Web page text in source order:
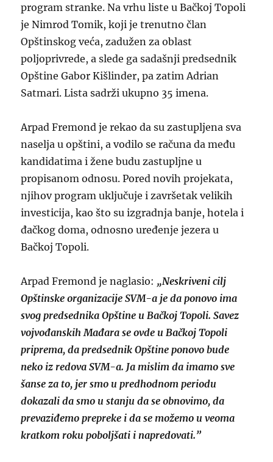
program stranke. Na vrhu liste u Bačkoj Topoli
je Nimrod Tomik, koji je trenutno član
Opštinskog veća, zadužen za oblast
poljoprivrede, a slede ga sadašnji predsednik
Opštine Gabor Kišlinder, pa zatim Adrian
Satmari. Lista sadrži ukupno 35 imena.
Arpad Fremond je rekao da su zastupljena sva
naselja u opštini, a vodilo se računa da među
kandidatima i žene budu zastupljne u
propisanom odnosu. Pored novih projekata,
njihov program uključuje i završetak velikih
investicija, kao što su izgradnja banje, hotela i
đačkog doma, odnosno uređenje jezera u
Bačkoj Topoli.
Arpad Fremond je naglasio: „Neskriveni cilj
Opštinske organizacije SVM-a je da ponovo ima
svog predsednika Opštine u Bačkoj Topoli. Savez
vojvođanskih Mađara se ovde u Bačkoj Topoli
priprema, da predsednik Opštine ponovo bude
neko iz redova SVM-a. Ja mislim da imamo sve
šanse za to, jer smo u predhodnom periodu
dokazali da smo u stanju da se obnovimo, da
prevaziđemo prepreke i da se možemo u veoma
kratkom roku poboljšati i napredovati.”